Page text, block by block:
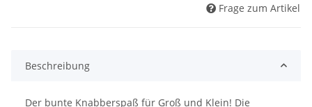
Frage zum Artikel
Beschreibung
Der bunte Knabberspaß für Groß und Klein! Die